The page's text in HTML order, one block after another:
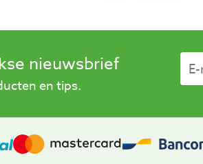
nieuwsbrief
en tips.